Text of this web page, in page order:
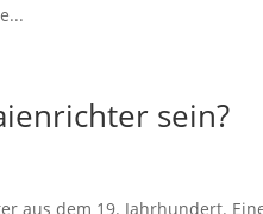
sein?
aus dem 19. Jahrhundert.